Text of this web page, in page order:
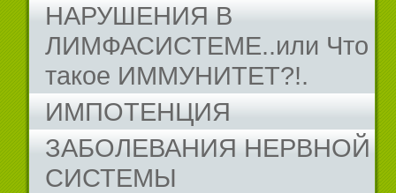
НАРУШЕНИЯ В
ЛИМФАСИСТЕМЕ..или Что
такое ИММУНИТЕТ?!.
ИМПОТЕНЦИЯ
ЗАБОЛЕВАНИЯ НЕРВНОЙ
СИСТЕМЫ